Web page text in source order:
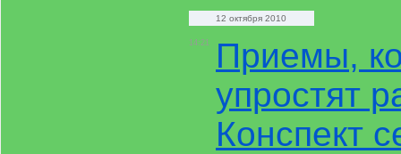
12 октября 2010
14:21
Приемы,
упростят
Конспект